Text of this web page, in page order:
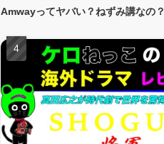
Amwayってヤバい？ねずみ講なの？